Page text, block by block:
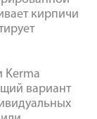
кирпичи
Kerma
вариант